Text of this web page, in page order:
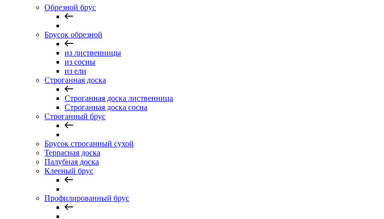
Обрезной брус
Брусок обрезной
из лиственницы
из сосны
из ели
Строганная доска
Строганная доска лиственница
Строганная доска сосна
Строганный брус
Брусок строганный сухой
Террасная доска
Палубная доска
Клееный брус
Профилированный брус